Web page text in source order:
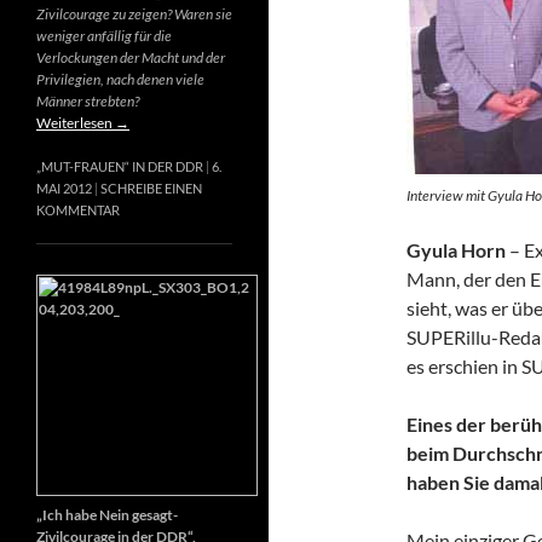
Interview mit Gyula
Gyula Horn –
Mann, der den
sieht, was er
SUPERillu-
es erschien in
Eines der
beim
haben Sie
Zivilcourage zu zeigen? Waren sie
weniger anfällig für die
Verlockungen der Macht und der
Privilegien, nach denen viele
Männer strebten?
Weiterlesen →
„MUT-FRAUEN“ IN DER DDR 6.
MAI 2012 SCHREIBE EINEN
KOMMENTAR
„Ich habe Nein gesagt-
Zivilcourage in der DDR“,